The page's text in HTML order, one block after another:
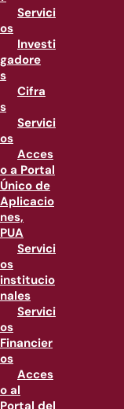
Servici
os
Investi
gadore
s
Cifra
s
Servici
os
Acces
o a Portal
Único de
Aplicacio
nes,
PUA
Servici
os
institucio
nales
Servici
os
Financier
os
Acces
o al
Portal del